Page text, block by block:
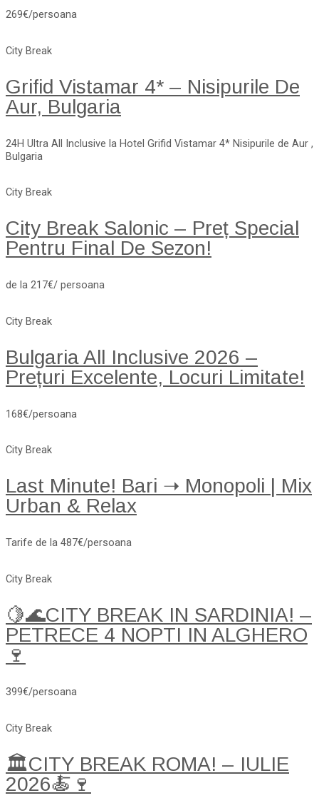
269€/persoana
City Break
Grifid Vistamar 4* – Nisipurile De
Aur, Bulgaria
24H Ultra All Inclusive la Hotel Grifid Vistamar 4* Nisipurile de Aur ,
Bulgaria
City Break
City Break Salonic – Preț Special
Pentru Final De Sezon!
de la 217€/ persoana
City Break
Bulgaria All Inclusive 2026 –
Prețuri Excelente, Locuri Limitate!
168€/persoana
City Break
Last Minute! Bari ➝ Monopoli | Mix
Urban & Relax
Tarife de la 487€/persoana
City Break
🍋🌊CITY BREAK IN SARDINIA! –
PETRECE 4 NOPTI IN ALGHERO
🍷
399€/persoana
City Break
🏛️CITY BREAK ROMA! – IULIE
2026🍝🍷